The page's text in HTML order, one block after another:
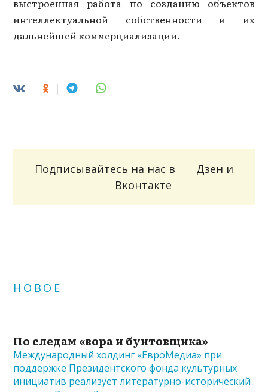
интеллектуальной собственности и их
дальнейшей коммерциализации.
Подписывайтесь на нас в Дзен и
Вконтакте
НОВОЕ
По следам «вора и бунтовщика»
Международный холдинг «ЕвроМедиа» при
поддержке Президентского фонда культурных
инициатив реализует литературно-исторический